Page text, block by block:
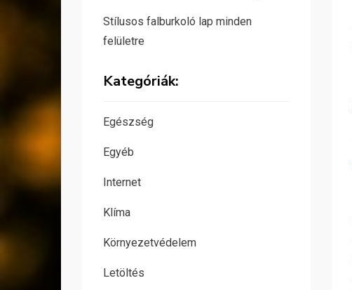
Stílusos falburkoló lap minden
felületre
Kategóriák:
Egészség
Egyéb
Internet
Klíma
Környezetvédelem
Letöltés